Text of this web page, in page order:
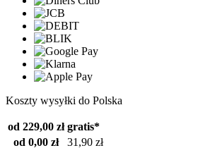
Koszty wysyłki do Polska
od 229,00 zł gratis*
od 0,00 zł
31,90 zł